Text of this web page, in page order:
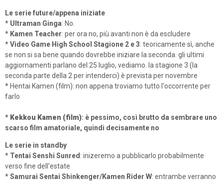
Le serie future/appena iniziate
* Ultraman Ginga: No.
* Kamen Teacher: per ora no, più avanti non è da escludere
*Video Game High School Stagione 2 e 3: teoricamente sì, anche
se non si sa bene quando dovrebbe iniziare la seconda. gli ultimi
aggiornamenti parlano del 25 luglio, vediamo. la stagione 3 (la
seconda parte della 2 per intenderci) è prevista per novembre
* Hentai Kamen (film): non appena troviamo tutto l'occorrente per
farlo
* Kekkou Kamen (film): è pessimo, così brutto da sembrare uno
scarso film amatoriale, quindi decisamente no
Le serie in standby
* Tentai Senshi Sunred : inizeremo a pubblicarlo probabilmente
verso fine dell'estate
*Samurai Sentai Shinkenger/Kamen Rider W: entrambe verranno